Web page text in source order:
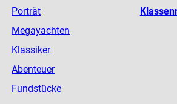
Porträt
Megayachten
Klassiker
Abenteuer
Fundstücke